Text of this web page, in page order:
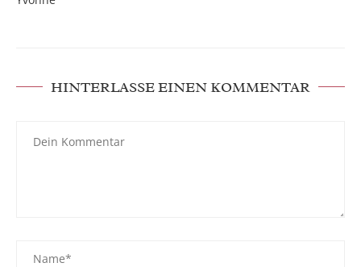
HINTERLASSE EINEN KOMMENTAR